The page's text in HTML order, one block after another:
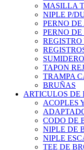
MASILLA
NIPLE P/
PERNO
PERNO DE
TAPON
TRAMPA
BRUÑAS
ARTICULOS DE
ACOPLES
CODO DE
NIPLE DE
NIPLE
TEE DE